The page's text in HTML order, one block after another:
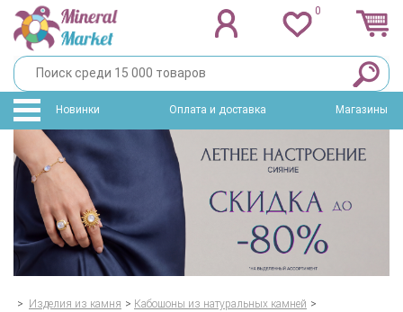
0
Новинки Оплата и доставка Магазины
> Изделия из камня > Кабошоны из натуральных камней >